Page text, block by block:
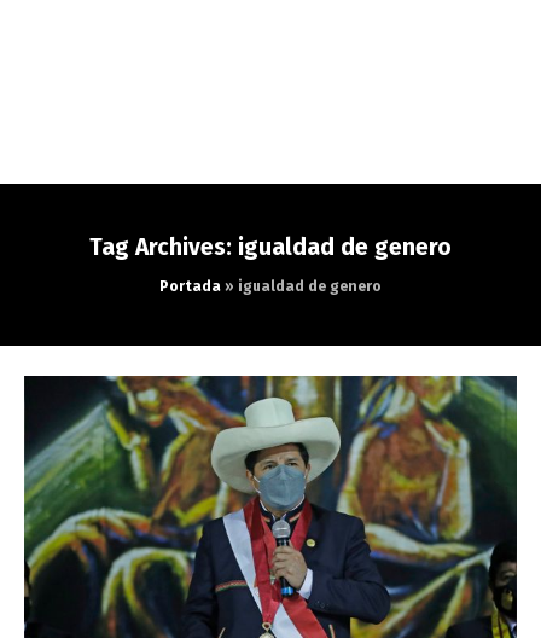
Tag Archives: igualdad de genero
Portada » igualdad de genero